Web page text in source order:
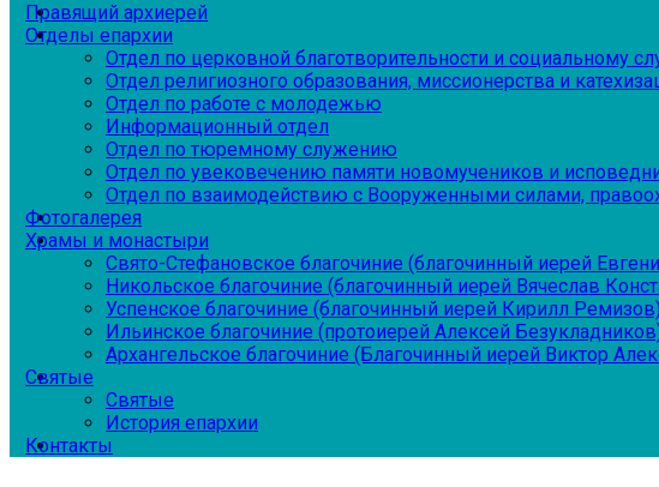
Правящий архиерей
Отделы епархии
Отдел по церковной благотворительности и социальному
Отдел религиозного образования, миссионерства и
Отдел по работе с молодежью
Информационный отдел
Отдел по тюремному служению
Отдел по увековечению памяти новомучеников и
Отдел по взаимодействию с Вооруженными силами,
Фотогалерея
Храмы и монастыри
Свято-Стефановское благочиние (благочинный иерей
Никольское благочиние (благочинный иерей Вячеслав
Успенское благочиние (благочинный иерей Кирилл Ремизов)
Ильинское благочиние (протоиерей Алексей
Архангельское благочиние (Благочинный иерей Виктор
Святые
Святые
История епархии
Контакты